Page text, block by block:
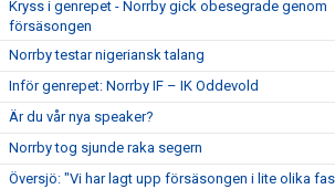
Kryss i genrepet - Norrby gick obesegrade genom
försäsongen
Norrby testar nigeriansk talang
Inför genrepet: Norrby IF – IK Oddevold
Är du vår nya speaker?
Norrby tog sjunde raka segern
Översjö: "Vi har lagt upp försäsongen i lite olika